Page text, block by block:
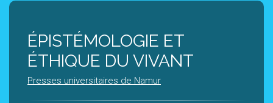
ÉPISTÉMOLOGIE ET
ÉTHIQUE DU VIVANT
Presses universitaires de Namur